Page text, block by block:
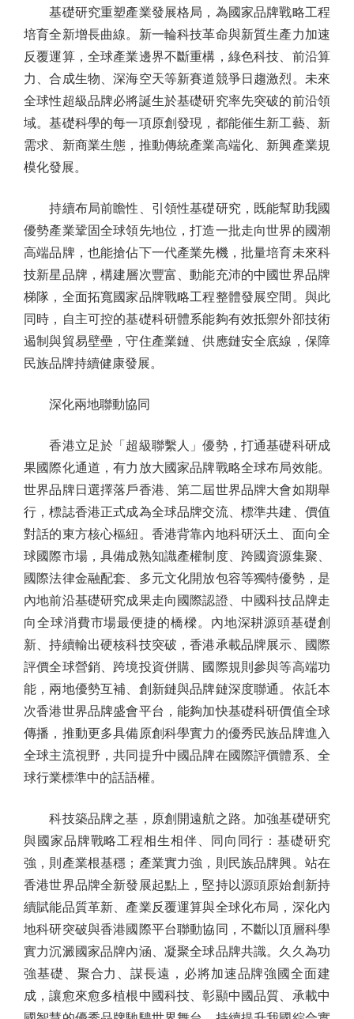
基礎研究重塑產業發展格局，為國家品牌戰略工程
培育全新增長曲線。新一輪科技革命與新質生產力加速
反覆運算，全球產業邊界不斷重構，綠色科技、前沿算
力、合成生物、深海空天等新賽道競爭日趨激烈。未來
全球性超級品牌必將誕生於基礎研究率先突破的前沿領
域。基礎科學的每一項原創發現，都能催生新工藝、新
需求、新商業生態，推動傳統產業高端化、新興產業規
模化發展。
持續布局前瞻性、引領性基礎研究，既能幫助我國
優勢產業鞏固全球領先地位，打造一批走向世界的國潮
高端品牌，也能搶佔下一代產業先機，批量培育未來科
技新星品牌，構建層次豐富、動能充沛的中國世界品牌
梯隊，全面拓寬國家品牌戰略工程整體發展空間。與此
同時，自主可控的基礎科研體系能夠有效抵禦外部技術
遏制與貿易壁壘，守住產業鏈、供應鏈安全底線，保障
民族品牌持續健康發展。
深化兩地聯動協同
香港立足於「超級聯繫人」優勢，打通基礎科研成
果國際化通道，有力放大國家品牌戰略全球布局效能。
世界品牌日選擇落戶香港、第二屆世界品牌大會如期舉
行，標誌香港正式成為全球品牌交流、標準共建、價值
對話的東方核心樞紐。香港背靠內地科研沃土、面向全
球國際市場，具備成熟知識產權制度、跨國資源集聚、
國際法律金融配套、多元文化開放包容等獨特優勢，是
內地前沿基礎研究成果走向國際認證、中國科技品牌走
向全球消費市場最便捷的橋樑。內地深耕源頭基礎創
新、持續輸出硬核科技突破，香港承載品牌展示、國際
評價全球營銷、跨境投資併購、國際規則參與等高端功
能，兩地優勢互補、創新鏈與品牌鏈深度聯通。依託本
次香港世界品牌盛會平台，能夠加快基礎科研價值全球
傳播，推動更多具備原創科學實力的優秀民族品牌進入
全球主流視野，共同提升中國品牌在國際評價體系、全
球行業標準中的話語權。
科技築品牌之基，原創開遠航之路。加強基礎研究
與國家品牌戰略工程相生相伴、同向同行：基礎研究
強，則產業根基穩；產業實力強，則民族品牌興。站在
香港世界品牌全新發展起點上，堅持以源頭原始創新持
續賦能品質革新、產業反覆運算與全球化布局，深化內
地科研突破與香港國際平台聯動協同，不斷以頂層科學
實力沉澱國家品牌內涵、凝聚全球品牌共識。久久為功
強基礎、聚合力、謀長遠，必將加速品牌強國全面建
成，讓愈來愈多植根中國科技、彰顯中國品質、承載中